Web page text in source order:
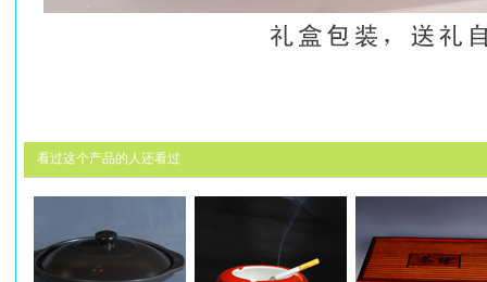
看过这个产品的人还看过